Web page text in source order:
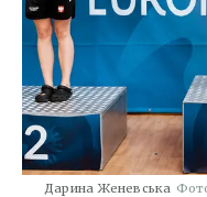
Дарина Женевська